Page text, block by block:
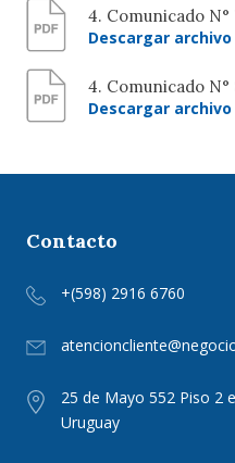
4. Comunicado N°
Descargar archivo
4. Comunicado N°
Descargar archivo
Contacto
+(598) 2916 6760
25 de Mayo 552 Piso 2
Uruguay